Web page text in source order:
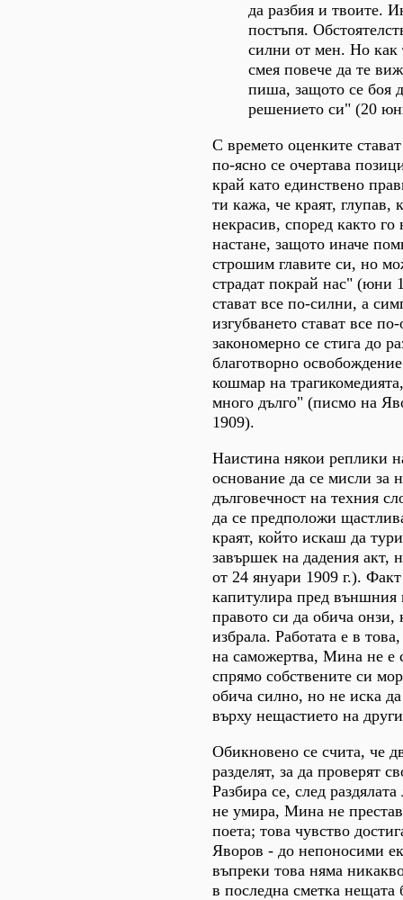
да разбия и твоите.
постъпя.
силни от мен. Но как
смея повече да те
пиша, защото се боя
решението си" (20
С времето оценките
по-ясно се очертава
край като единствено
ти кажа, че краят, глупав,
некрасив, според както
настане, защото иначе
строшим главите си, но
страдат покрай нас" (юни
стават все по-силни, а
изгубването стават все
закономерно се стига до
благотворно
кошмар на
много дълго" (писмо на
1909).
Наистина някои реплики
основание да се мисли за
дълговечност на техния
да се предположи
краят, който искаш да
завършек на дадения акт,
от 24 януари 1909 г.).
капитулира пред външния
правото си да обича онзи,
избрала. Работата е в
на саможертва, Мина не е
спрямо собствените си
обича силно, но не иска
върху нещастието на
Обикновено се счита, че
разделят, за да проверят
Разбира се, след
не умира, Мина не
поета; това чувство
Яворов - до непоносими
въпреки това няма
в последна сметка нещата